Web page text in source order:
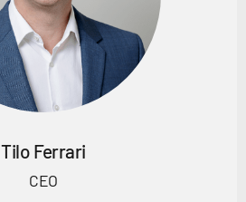
Tilo Ferrari
CEO